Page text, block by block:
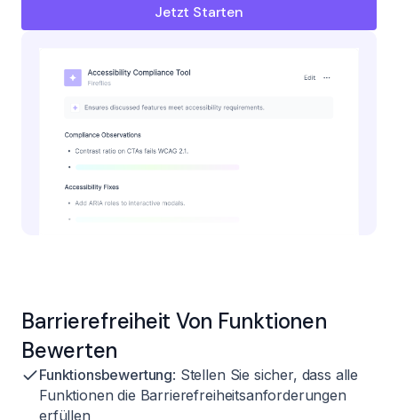
Jetzt Starten
Barrierefreiheit Von Funktionen
Bewerten
Funktionsbewertung: Stellen Sie sicher, dass alle
Funktionen die Barrierefreiheitsanforderungen
erfüllen